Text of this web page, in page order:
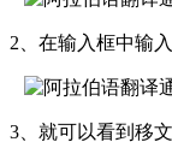
2、在输入框中输
3、就可以看到移文